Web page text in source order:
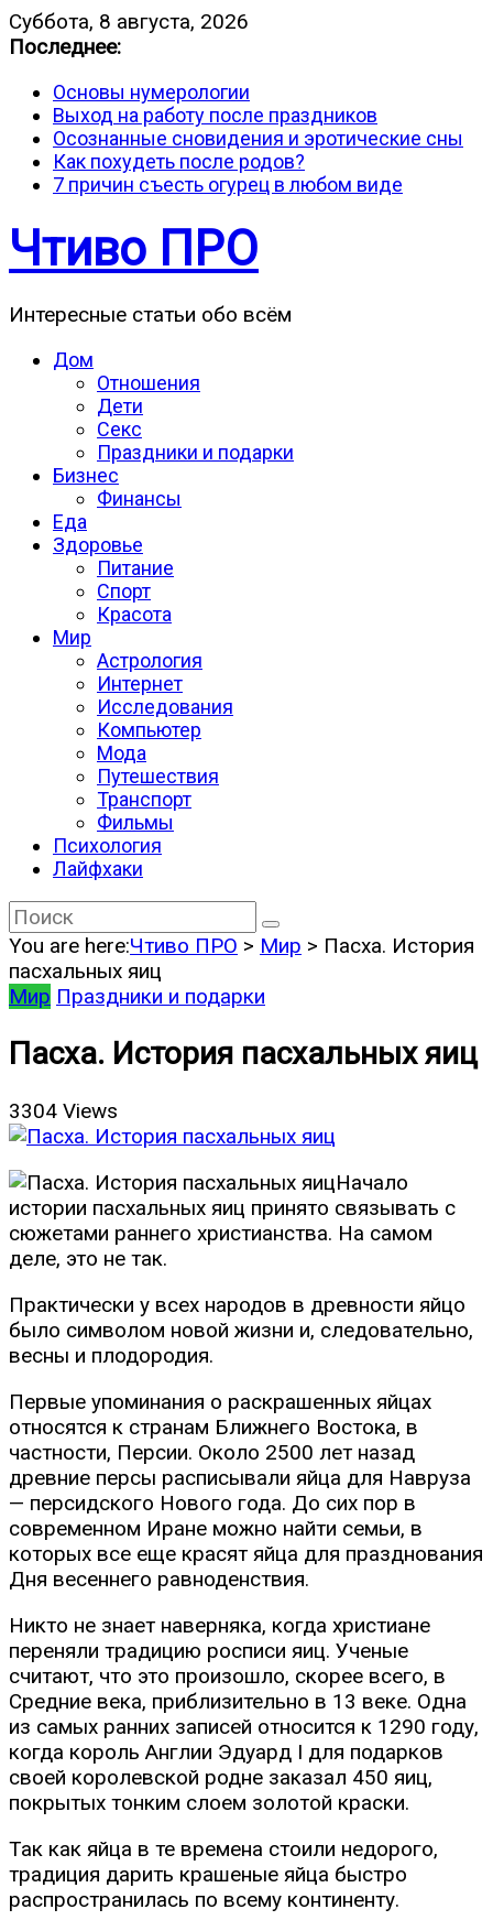
Суббота, 8 августа, 2026
Последнее:
Основы нумерологии
Выход на работу после праздников
Осознанные сновидения и эротические сны
Как похудеть после родов?
7 причин съесть огурец в любом виде
Чтиво ПРО
Интересные статьи обо всём
Дом
Отношения
Дети
Секс
Праздники и подарки
Бизнес
Финансы
Еда
Здоровье
Питание
Спорт
Красота
Мир
Астрология
Интернет
Исследования
Компьютер
Мода
Путешествия
Транспорт
Фильмы
Психология
Лайфхаки
You are here:Чтиво ПРО > Мир > Пасха. История
пасхальных яиц
Мир Праздники и подарки
Пасха. История пасхальных яиц
3304 Views
Начало
истории пасхальных яиц принято связывать с
сюжетами раннего христианства. На самом
деле, это не так.
Практически у всех народов в древности яйцо
было символом новой жизни и, следовательно,
весны и плодородия.
Первые упоминания о раскрашенных яйцах
относятся к странам Ближнего Востока, в
частности, Персии. Около 2500 лет назад
древние персы расписывали яйца для Навруза
— персидского Нового года. До сих пор в
современном Иране можно найти семьи, в
которых все еще красят яйца для празднования
Дня весеннего равноденствия.
Никто не знает наверняка, когда христиане
переняли традицию росписи яиц. Ученые
считают, что это произошло, скорее всего, в
Средние века, приблизительно в 13 веке. Одна
из самых ранних записей относится к 1290 году,
когда король Англии Эдуард I для подарков
своей королевской родне заказал 450 яиц,
покрытых тонким слоем золотой краски.
Так как яйца в те времена стоили недорого,
традиция дарить крашеные яйца быстро
распространилась по всему континенту.